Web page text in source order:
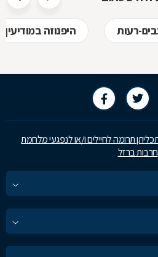
רעות היפנוזה
תרומה לחיילים ו/או לנפגעי מלחמת
חרבות ברזל